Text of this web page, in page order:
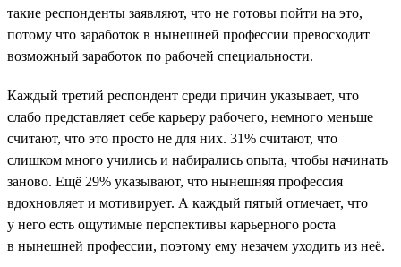
такие респонденты заявляют, что не готовы пойти на это,
потому что заработок в нынешней профессии превосходит
возможный заработок по рабочей специальности.
Каждый третий респондент среди причин указывает, что
слабо представляет себе карьеру рабочего, немного меньше
считают, что это просто не для них. 31% считают, что
слишком много учились и набирались опыта, чтобы начинать
заново. Ещё 29% указывают, что нынешняя профессия
вдохновляет и мотивирует. А каждый пятый отмечает, что
у него есть ощутимые перспективы карьерного роста
в нынешней профессии, поэтому ему незачем уходить из неё.